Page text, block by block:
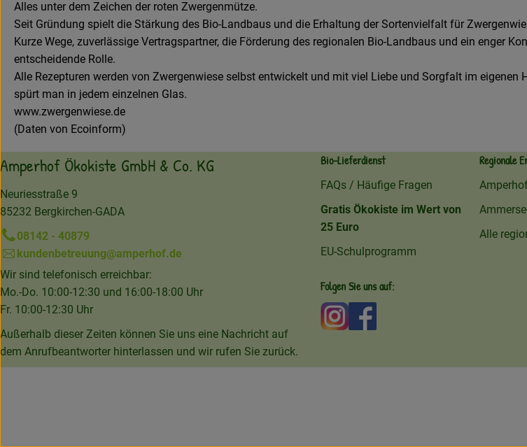
Alles unter dem Zeichen der roten Zwergenmütze.
Seit Gründung spielt die Stärkung des Bio-Landbaus und die Erhaltung der Sortenvielfalt für
Kurze Wege, zuverlässige Vertragspartner, die Förderung des regionalen Bio-Landbaus und ein enger
entscheidende Rolle.
Alle Rezepturen werden von Zwergenwiese selbst entwickelt und mit viel Liebe und Sorgfalt im
spürt man in jedem einzelnen Glas.
www.zwergenwiese.de
(Daten von Ecoinform)
Amperhof Ökokiste GmbH & Co. KG
Neuriesstraße 9
85232 Bergkirchen-GADA
08142 - 40879
kundenbetreuung@amperhof.de
Wir sind telefonisch erreichbar:
Mo.-Do. 10:00-12:30 und 16:00-18:00 Uhr
Fr. 10:00-12:30 Uhr
Außerhalb dieser Zeiten können Sie uns eine Nachricht auf
dem Anrufbeantworter hinterlassen und wir rufen Sie zurück.
Bio-Lieferdienst
FAQs / Häufige Fragen
Gratis Ökokiste im Wert von
25 Euro
EU-Schulprogramm
Regionale
Alle
Folgen Sie uns auf:
Externer Link zu https://